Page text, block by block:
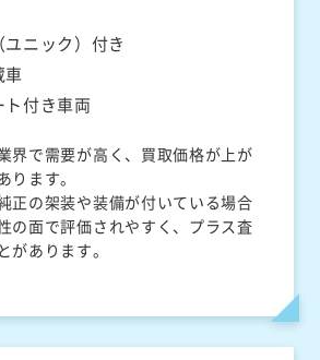
ニック）付き
車
付き車両
界で需要が高く、買取価格が上が
ります。
正の架装や装備が付いている場合
の面で評価されやすく、プラス査
があります。